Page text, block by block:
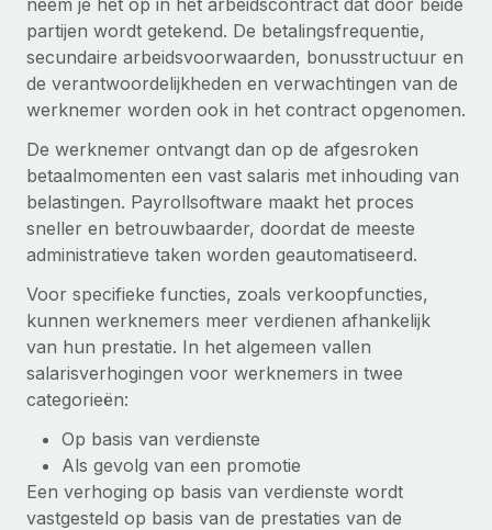
neem je het op in het arbeidscontract dat door beide
partijen wordt getekend. De betalingsfrequentie,
secundaire arbeidsvoorwaarden, bonusstructuur en
de verantwoordelijkheden en verwachtingen van de
werknemer worden ook in het contract opgenomen.
De werknemer ontvangt dan op de afgesroken
betaalmomenten een vast salaris met inhouding van
belastingen. Payrollsoftware maakt het proces
sneller en betrouwbaarder, doordat de meeste
administratieve taken worden geautomatiseerd.
Voor specifieke functies, zoals verkoopfuncties,
kunnen werknemers meer verdienen afhankelijk
van hun prestatie. In het algemeen vallen
salarisverhogingen voor werknemers in twee
categorieën:
Op basis van verdienste
Als gevolg van een promotie
Een verhoging op basis van verdienste wordt
vastgesteld op basis van de prestaties van de